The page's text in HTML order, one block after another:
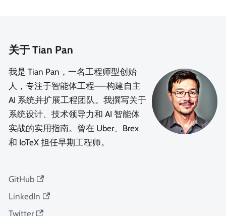
关于 Tian Pan
我是 Tian Pan，一名工程师型创始
人，专注于智能体工程——构建自主
AI 系统并扩展工程团队。我撰写关于
系统设计、技术领导力和 AI 智能体
实战的实用指南。曾在 Uber、Brex
和 IoTeX 担任早期工程师。
GitHub
LinkedIn
Twitter